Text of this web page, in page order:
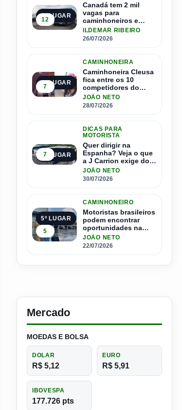
2º LUGAR
12
Canadá tem 2 mil
vagas para
caminhoneiros e
salário de até R$ 24
mil por mês
ILDEMAR RIBEIRO
26/07/2026
3º LUGAR
7
CAMINHONEIRA
Caminhoneira Cleusa
fica entre os 10
competidores do
Master Driver Brasil
JOÃO NETO
28/07/2026
4º LUGAR
7
DICAS PARA
MOTORISTA
Quer dirigir na
Espanha? Veja o que
a J Carrion exige dos
brasileiros
JOÃO NETO
30/07/2026
5º LUGAR
5
CAMINHONEIRO
Motoristas brasileiros
podem encontrar
oportunidades na
Espanha com salários
que passam de R$ 17
JOÃO NETO
22/07/2026
Mercado
MOEDAS E BOLSA
DOLAR
R$ 5,12
EURO
R$ 5,91
IBOVESPA
177.726 pts